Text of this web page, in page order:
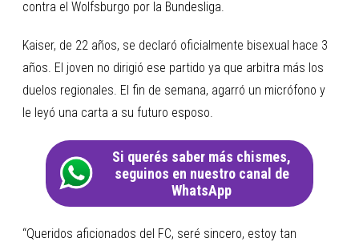
contra el Wolfsburgo por la Bundesliga.
Kaiser, de 22 años, se declaró oficialmente bisexual hace 3
años. El joven no dirigió ese partido ya que arbitra más los
duelos regionales. El fin de semana, agarró un micrófono y
le leyó una carta a su futuro esposo.
Si querés saber más chismes,
seguinos en nuestro canal de
WhatsApp
“Queridos aficionados del FC, seré sincero, estoy tan